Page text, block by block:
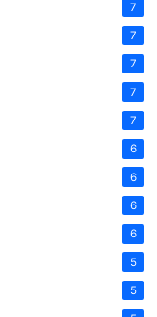
7
7
7
7
7
6
6
6
6
5
5